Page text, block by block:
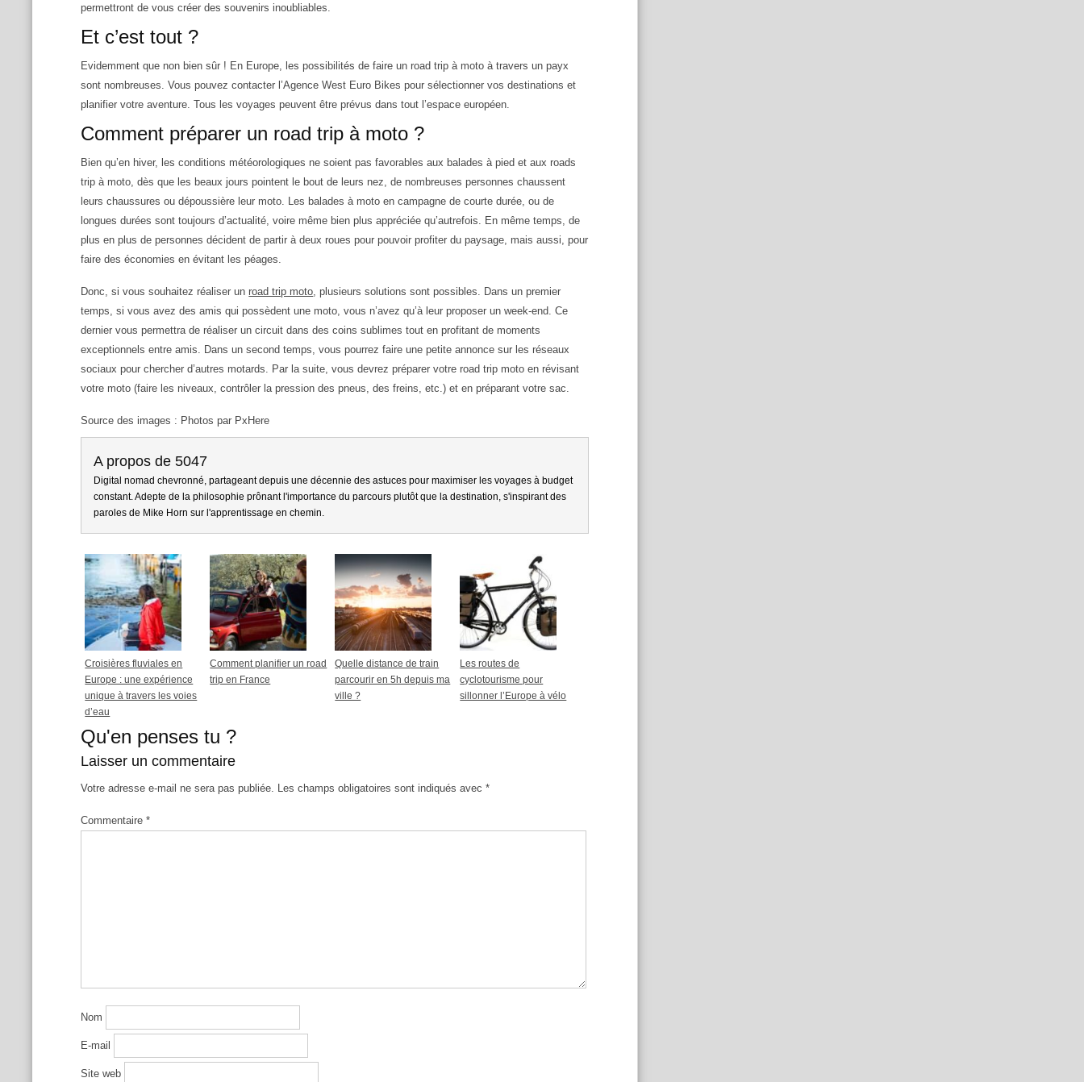
permettront de vous créer des souvenirs inoubliables.
Et c’est tout ?
Evidemment que non bien sûr ! En Europe, les possibilités de faire un road trip à moto à travers un payx
sont nombreuses. Vous pouvez contacter l’Agence West Euro Bikes pour sélectionner vos destinations et
planifier votre aventure. Tous les voyages peuvent être prévus dans tout l’espace européen.
Comment préparer un road trip à moto ?
Bien qu’en hiver, les conditions météorologiques ne soient pas favorables aux balades à pied et aux roads
trip à moto, dès que les beaux jours pointent le bout de leurs nez, de nombreuses personnes chaussent
leurs chaussures ou dépoussière leur moto. Les balades à moto en campagne de courte durée, ou de
longues durées sont toujours d’actualité, voire même bien plus appréciée qu’autrefois. En même temps, de
plus en plus de personnes décident de partir à deux roues pour pouvoir profiter du paysage, mais aussi, pour
faire des économies en évitant les péages.
Donc, si vous souhaitez réaliser unroad trip moto, plusieurs solutions sont possibles. Dans un premier
temps, si vous avez des amis qui possèdent une moto, vous n’avez qu’à leur proposer un week-end. Ce
dernier vous permettra de réaliser un circuit dans des coins sublimes tout en profitant de moments
exceptionnels entre amis. Dans un second temps, vous pourrez faire une petite annonce sur les réseaux
sociaux pour chercher d’autres motards. Par la suite, vous devrez préparer votre road trip moto en révisant
votre moto (faire les niveaux, contrôler la pression des pneus, des freins, etc.) et en préparant votre sac.
Source des images : Photos par PxHere
A propos de 5047
Digital nomad chevronné, partageant depuis une décennie des astuces pour maximiser les voyages à budget
constant. Adepte de la philosophie prônant l'importance du parcours plutôt que la destination, s'inspirant des
paroles de Mike Horn sur l'apprentissage en chemin.
Croisières fluviales en
Europe : une expérience
unique à travers les voies
d’eau
Comment planifier un road
trip en France
Quelle distance de train
parcourir en 5h depuis ma
ville ?
Les routes de
cyclotourisme pour
sillonner l’Europe à vélo
Qu'en penses tu ?
Laisser un commentaire
Votre adresse e-mail ne sera pas publiée. Les champs obligatoires sont indiqués avec*
Commentaire*
Nom
E-mail
Site web